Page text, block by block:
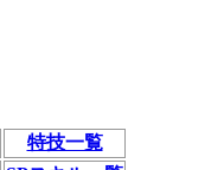
特技一覧